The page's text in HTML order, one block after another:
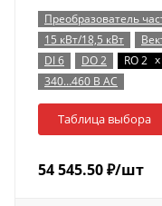
Преобразователь
15 кВт/18,5 кВт
DI 6
DO 2 RO 2 x
340…460 В AC
Таблица выбора
54 545.50₽/шт